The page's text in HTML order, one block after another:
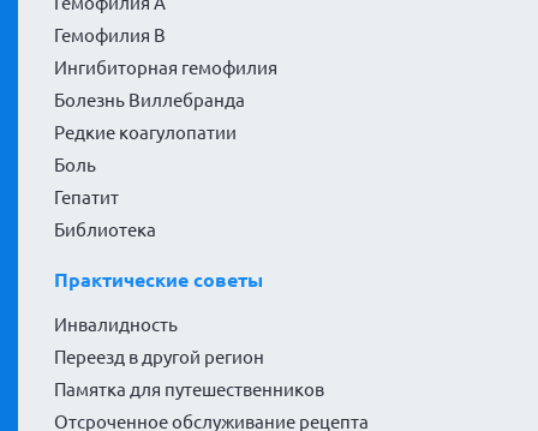
Гемофилия В
Ингибиторная гемофилия
Болезнь Виллебранда
Редкие коагулопатии
Боль
Гепатит
Библиотека
Практические советы
Инвалидность
Переезд в другой регион
Памятка для путешественников
Отсроченное обслуживание рецепта